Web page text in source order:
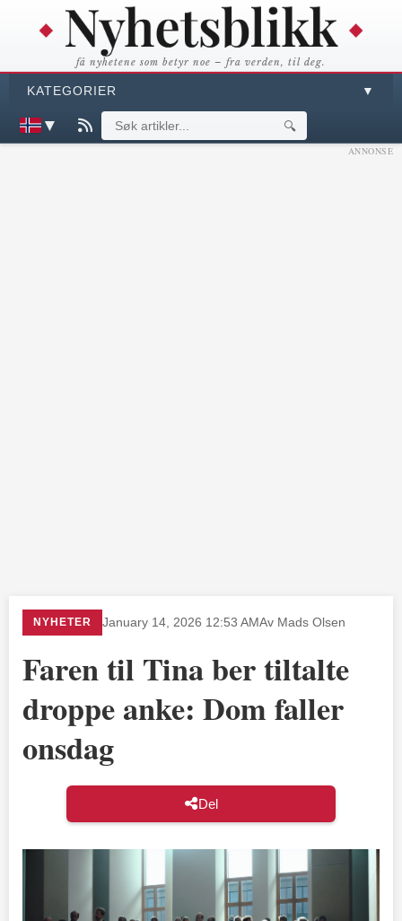
få nyhetene som betyr noe – fra verden, til deg.
KATEGORIER ▼
▼ 🔍
ANNONSE
NYHETER January 14, 2026 12:53 AMAv Mads Olsen
Faren til Tina ber tiltalte
droppe anke: Dom faller
onsdag
Del